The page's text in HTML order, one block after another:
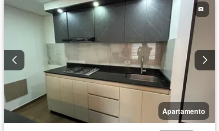
Apartamento